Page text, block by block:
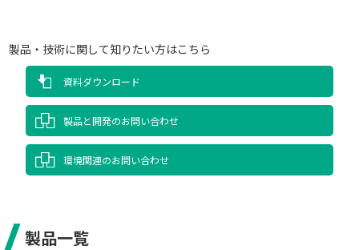
製品・技術に関して知りたい方はこちら
資料ダウンロード
製品と開発のお問い合わせ
環境関連のお問い合わせ
製品一覧